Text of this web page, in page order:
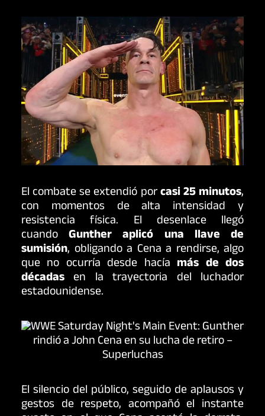
El combate se extendió porcasi 25 minutos,
con momentos de alta intensidad y
resistencia física. El desenlace llegó
cuandoGunther aplicó una llave de
sumisión, obligando a Cena a rendirse, algo
que no ocurría desde hacía más de dos
décadas en la trayectoria del luchador
estadounidense.
El silencio del público, seguido de aplausos y
gestos de respeto, acompañó el instante